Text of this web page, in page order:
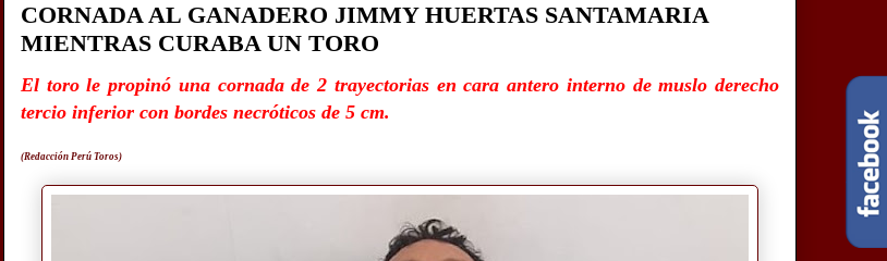
CORNADA AL GANADERO JIMMY HUERTAS SANTAMARIA
MIENTRAS CURABA UN TORO
El toro le propinó una cornada de 2 trayectorias en cara antero interno de muslo derecho
tercio inferior con bordes necróticos de 5 cm.
(Redacción Perú Toros)